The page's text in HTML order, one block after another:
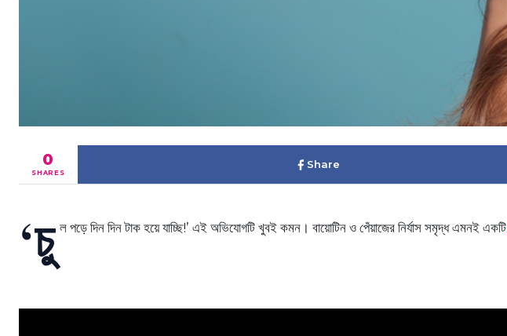
0
SHARES
Share
‘চু ল পড়ে দিন দিন টাক হয়ে যাচ্ছি!’ এই অভিযোগটি খুবই কমন। বায়োটিন ও পেঁয়াজের নির্যাস সমৃদ্ধ এমনই একটি